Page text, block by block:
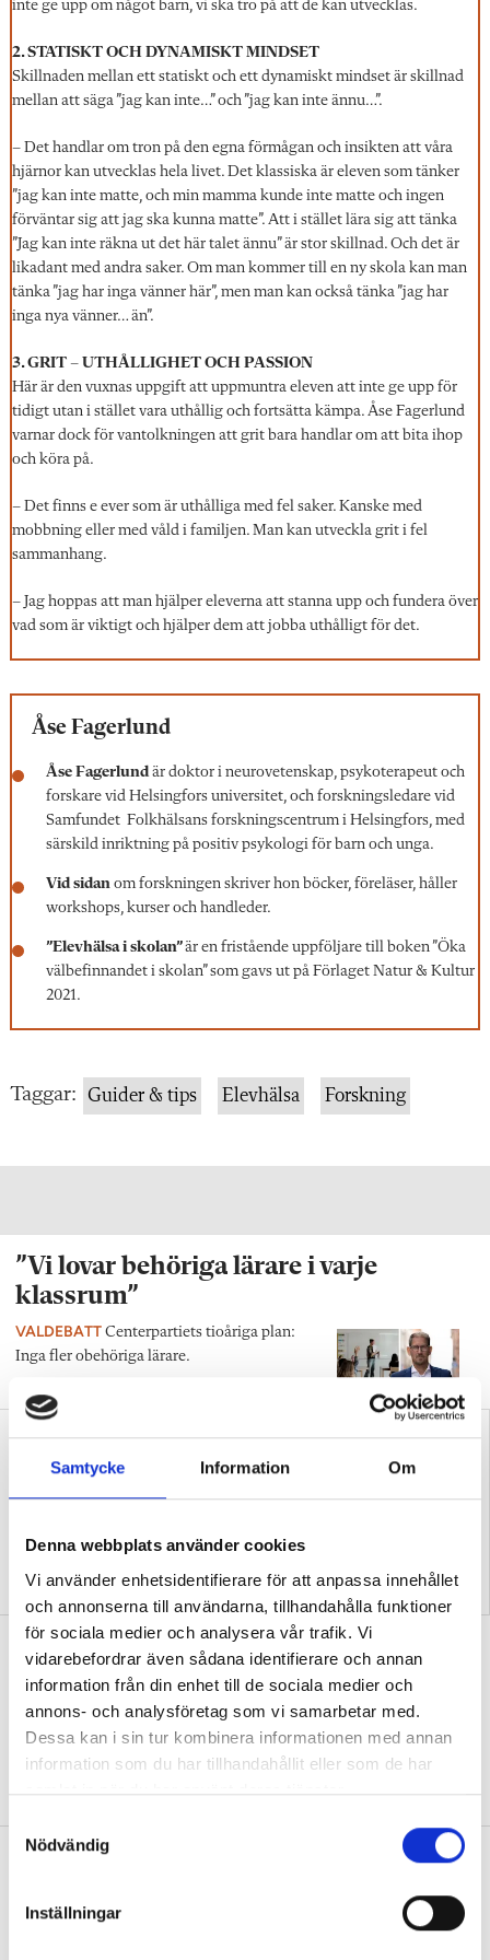
Samtycke Information Om
Denna webbplats använder cookies
Vi använder enhetsidentifierare för att anpassa innehållet
och annonserna till användarna, tillhandahålla funktioner
för sociala medier och analysera vår trafik. Vi
vidarebefordrar även sådana identifierare och annan
information från din enhet till de sociala medier och
annons- och analysföretag som vi samarbetar med.
Dessa kan i sin tur kombinera informationen med annan
information som du har tillhandahållit eller som de har
samlat in när du har använt deras tjänster.
S
Nödvändig
Inställningar
inte ge upp om något barn, vi ska tro på att de kan utvecklas.
2. STATISKT OCH DYNAMISKT MINDSET
Skillnaden mellan ett statiskt och ett dynamiskt mindset är skillnad
mellan att säga ”jag kan inte…” och ”jag kan inte ännu…”.
– Det handlar om tron på den egna förmågan och insikten att våra
hjärnor kan utvecklas hela livet. Det klassiska är eleven som tänker
”jag kan inte matte, och min mamma kunde inte matte och ingen
förväntar sig att jag ska kunna matte”. Att i stället lära sig att tänka
”Jag kan inte räkna ut det här talet ännu” är stor skillnad. Och det är
likadant med andra saker. Om man kommer till en ny skola kan man
tänka ”jag har inga vänner här”, men man kan också tänka ”jag har
inga nya vänner… än”.
3. GRIT – UTHÅLLIGHET OCH PASSION
Här är den vuxnas uppgift att uppmuntra eleven att inte ge upp för
tidigt utan i stället vara uthållig och fortsätta kämpa. Åse Fagerlund
varnar dock för vantolkningen att grit bara handlar om att bita ihop
och köra på.
– Det finns e ever som är uthålliga med fel saker. Kanske med
mobbning eller med våld i familjen. Man kan utveckla grit i fel
sammanhang.
– Jag hoppas att man hjälper eleverna att stanna upp och fundera över
vad som är viktigt och hjälper dem att jobba uthålligt för det.
Åse Fagerlund
Åse Fagerlundär doktor i neurovetenskap, psykoterapeut och
forskare vid Helsingfors universitet, och forskningsledare vid
Samfundet Folkhälsans forskningscentrum i Helsingfors, med
särskild inriktning på positiv psykologi för barn och unga.
Vid sidan om forskningen skriver hon böcker, föreläser, håller
workshops, kurser och handleder.
”Elevhälsa i skolan”är en fristående uppföljare till boken ”Öka
välbefinnandet i skolan” som gavs ut på Förlaget Natur & Kultur
2021.
Taggar: Guider & tips Elevhälsa Forskning
”Vi lovar behöriga lärare i varje
klassrum”
VALDEBATT Centerpartiets tioåriga plan:
Inga fler obehöriga lärare.
”Så bryter vi hatpratets
pyramid i skolan”
”Hur skolan fungerar blir
tydligt i trappan”
”Vad ska vår tid räcka till på
förskolan?”
DEBATT”Ska jag som förskollärare duka,
damma, snygga upp i hallen, svara i telefon
eller ska jag vara närvarande tillsammans
”Vad säger det om skolan när allt fler
DEBATT”Frågan är hur skolan kan ge plats åt